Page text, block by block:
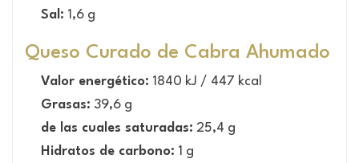
Sal: 1,6 g
Queso Curado de Cabra Ahumado
Valor energético: 1840 kJ / 447 kcal
Grasas: 39,6 g
de las cuales saturadas: 25,4 g
Hidratos de carbono: 1 g